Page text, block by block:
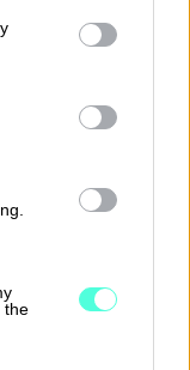
You may click to
party tags to
in below Google
the
ja ennalta
ja milloin?
kesti?
taitettiin?